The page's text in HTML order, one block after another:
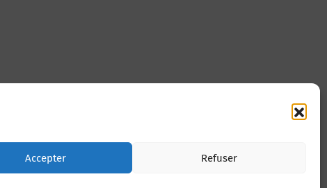
Accepter Refuser
Nous contacter